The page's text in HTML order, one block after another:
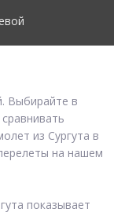
Выбирайте в
из Сургута в
на нашем
показывает